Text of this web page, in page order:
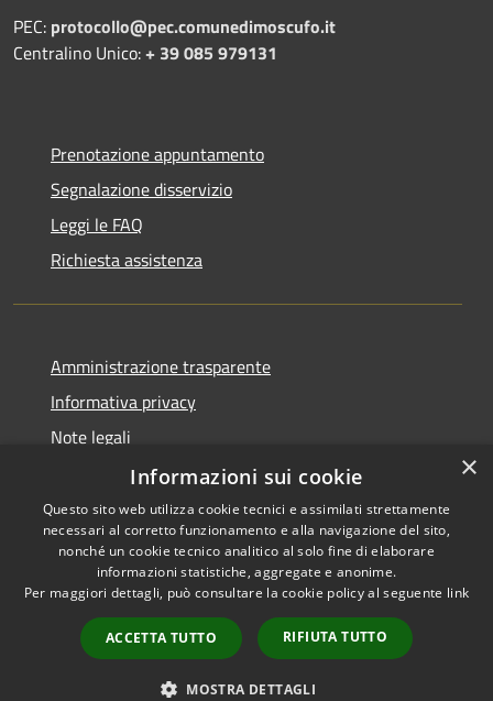
PEC: protocollo@pec.comunedimoscufo.it
Centralino Unico:+ 39 085 979131
Prenotazione appuntamento
Segnalazione disservizio
Leggi le FAQ
Richiesta assistenza
Amministrazione trasparente
Informativa privacy
Note legali
Dichiarazione di accessibilità
RSS
Accessibilità
Copyright © 2026 • Comune di
Municipium•
Accesso
redazione
×
Informazioni sui cookie
Questo sito web utilizza cookie tecnici e assimilati strettamente
necessari al corretto funzionamento e alla navigazione del sito,
nonché un cookie tecnico analitico al solo fine di elaborare
informazioni statistiche, aggregate e anonime.
Per maggiori dettagli, può consultare la cookie policy al seguente link
ACCETTA TUTTO RIFIUTA TUTTO
MOSTRA DETTAGLI